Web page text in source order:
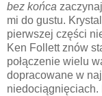
bez końca
mi do gustu.
pierwszej części
Ken Follett znów
połączenie wielu
dopracowane w
niedociągnięciach.